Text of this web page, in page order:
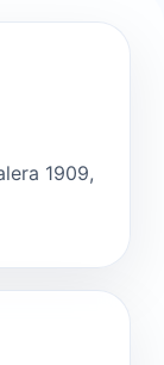
1909,